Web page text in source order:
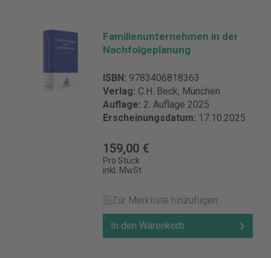
Familienunternehmen in der
Nachfolgeplanung
ISBN: 9783406818363
Verlag: C.H. Beck, München
Auflage: 2. Auflage 2025
Erscheinungsdatum: 17.10.2025
159,00 €
Pro Stück
inkl. MwSt.
Zur Merkliste hinzufügen
In den Warenkorb